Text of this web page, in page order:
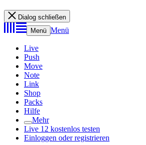
Dialog schließen
Menü Menü
Live
Push
Move
Note
Link
Shop
Packs
Hilfe
Mehr
Live 12 kostenlos testen
Einloggen oder registrieren